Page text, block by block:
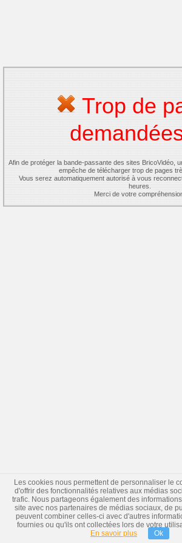
Trop de
Afin de protéger la bande-passante des sites BricoVidéo,
empêche de télécharger trop de pages
Vous serez automatiquement autorisé à vous
heures.
Merci de votre
Les cookies nous permettent de personnaliser le
d'offrir des fonctionnalités relatives aux médias
trafic. Nous partageons également des
site avec nos partenaires de médias sociaux, de
peuvent combiner celles-ci avec d'autres
fournies ou qu'ils ont collectées lors de votre
En savoir plus
Ok